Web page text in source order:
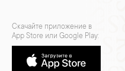
Скачайте приложение в
App Store или Google Play: